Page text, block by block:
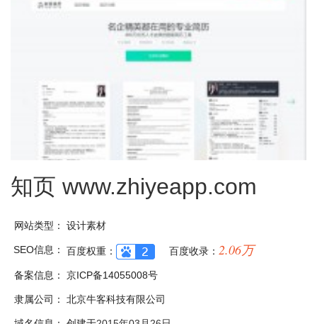
知页 www.zhiyeapp.com
网站类型： 设计素材
SEO信息： 百度权重： 百度收录： 2.06万
备案信息： 京ICP备14055008号
隶属公司： 北京牛客科技有限公司